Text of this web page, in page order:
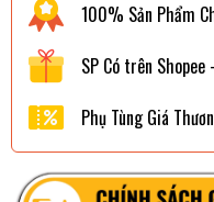
100% Sản Phẩm
SP Có trên
Phụ Tùng Giá